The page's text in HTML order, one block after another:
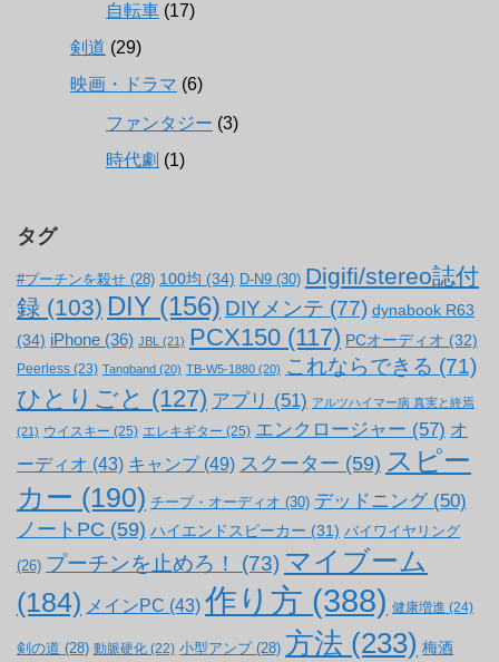
自転車 (17)
剣道 (29)
映画・ドラマ (6)
ファンタジー (3)
時代劇 (1)
タグ
#プーチンを殺せ (28) 100均 (34) D-N9 (30) Digifi/stereo誌付
録 (103) DIY (156) DIYメンテ (77) dynabook R63
(34) iPhone (36) JBL (21) PCX150 (117) PCオーディオ (32)
Peerless (23) Tangband (20) TB-W5-1880 (20) これならできる (71)
ひとりごと (127) アプリ (51) アルツハイマー病 真実と終焉
(21) ウイスキー (25) エレキギター (25) エンクロージャー (57) オ
ーディオ (43) キャンプ(49) スクーター (59) スピー
カー (190) チープ・オーディオ (30) デッドニング (50)
ノートPC (59) ハイエンドスピーカー (31) バイワイヤリング
(26) プーチンを止めろ！ (73) マイブーム
(184) メインPC (43) 作り方 (388) 健康増進 (24)
剣の道 (28) 動脈硬化 (22) 小型アンプ(28) 方法 (233) 梅酒